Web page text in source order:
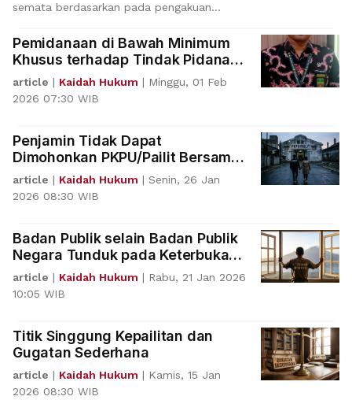
semata berdasarkan pada pengakuan
Pemidanaan di Bawah Minimum
Khusus terhadap Tindak Pidana
Narkotika
article | Kaidah Hukum | Minggu, 01 Feb
2026 07:30 WIB
Penjamin Tidak Dapat
Dimohonkan PKPU/Pailit Bersama
Debitur
article | Kaidah Hukum | Senin, 26 Jan
2026 08:30 WIB
Badan Publik selain Badan Publik
Negara Tunduk pada Keterbukaan
Informasi Publik
article | Kaidah Hukum | Rabu, 21 Jan 2026
10:05 WIB
Titik Singgung Kepailitan dan
Gugatan Sederhana
article | Kaidah Hukum | Kamis, 15 Jan
2026 08:30 WIB